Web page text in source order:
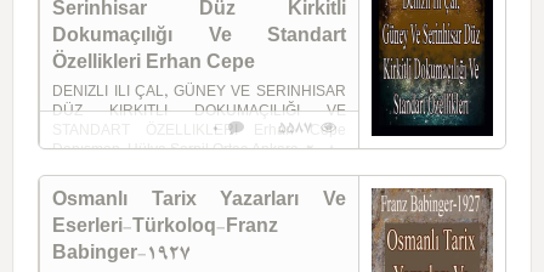
Serinhisar Düz Kirkitli
Dokumaçılığı Ve Standart
Özellikleri Erhan Cepe
DENIZLI ILI ÇAL, GÜNEY VE SERINHISAR
DÜZ KIRKITLI DOKUMAÇILIĞI VE
STANDART ÖZELLIKLERI Erhan Cepe
Danışman-Hülya Serpil Ortaç Ankara-2008
5587
0
Osmanlı Tarix Yazarları Ve
Eserleri-Türkoloq-Franz
Babinger-1927